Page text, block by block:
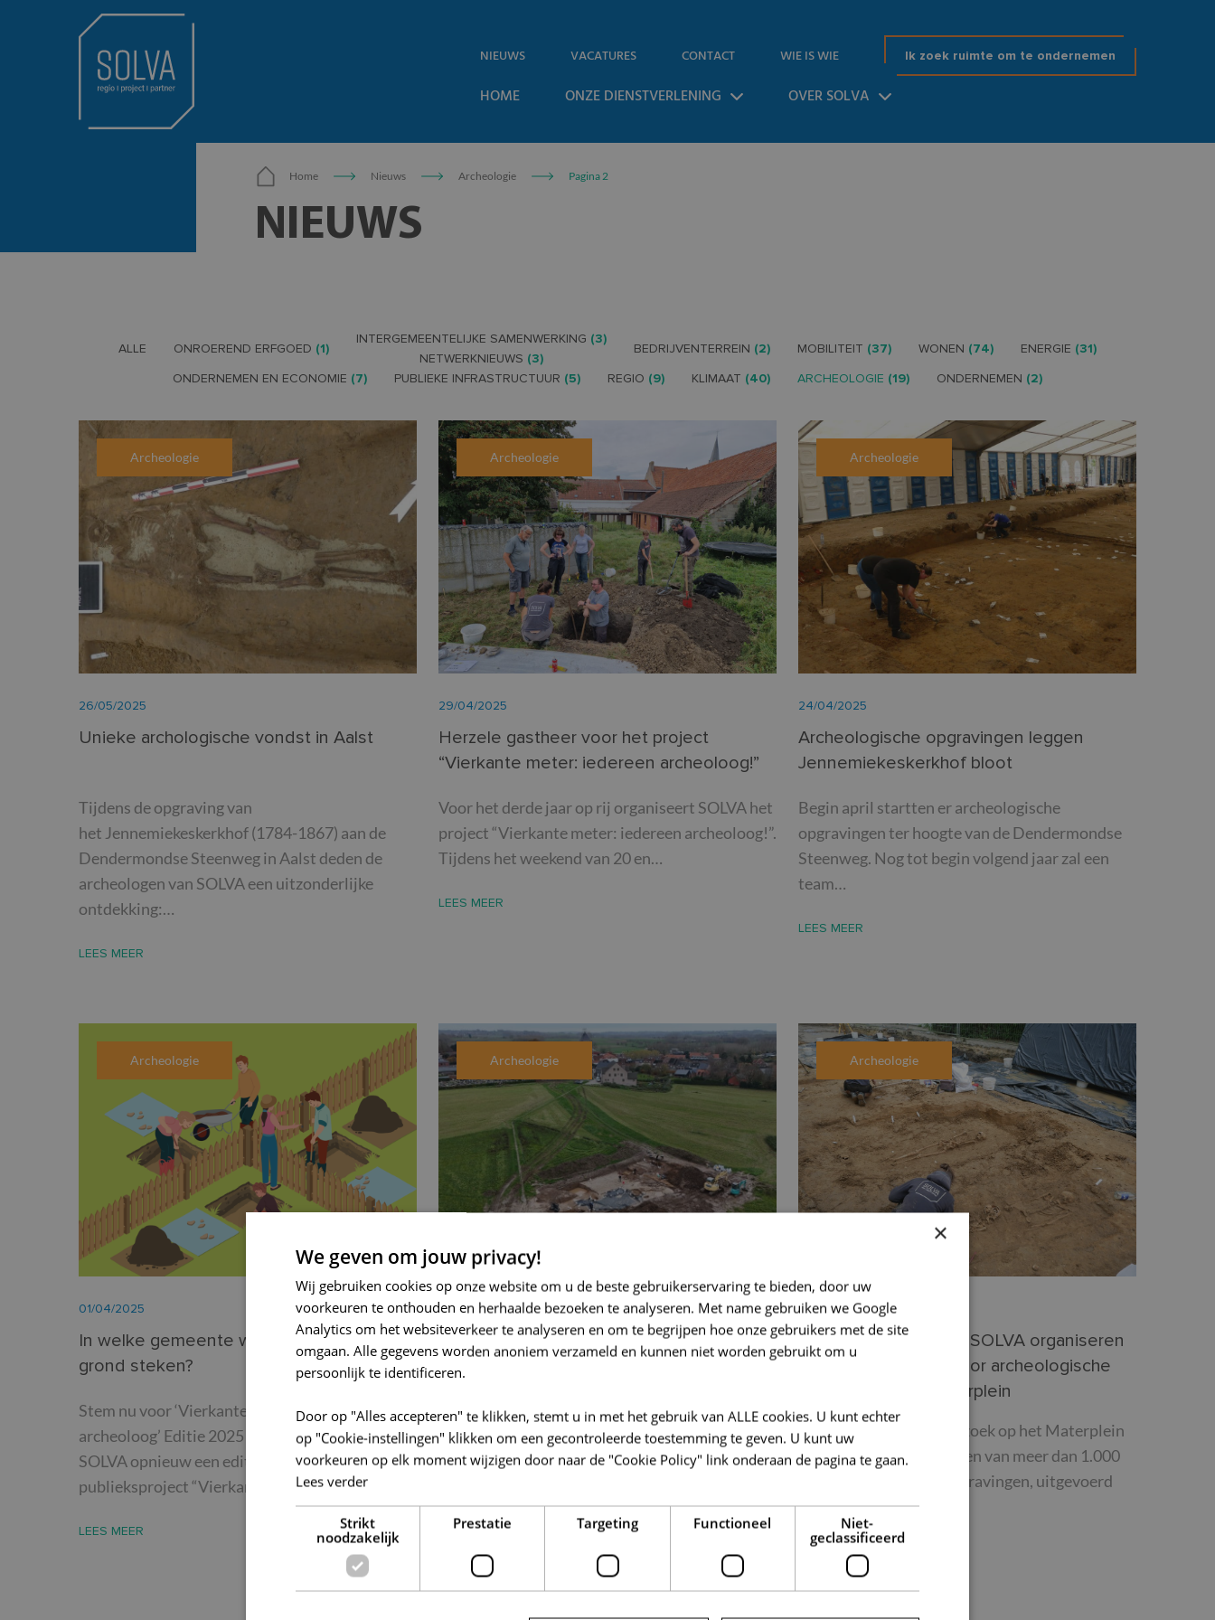
NIEUWS VACATURES CONTACT WIE IS WIE Ik zoek ruimte om te ondernemen
HOME ONZE DIENSTVERLENING OVER SOLVA
Home Nieuws Archeologie Pagina 2
NIEUWS
ALLE ONROEREND ERFGOED (1)
INTERGEMEENTELIJKE SAMENWERKING (3)
NETWERKNIEUWS (3)
BEDRIJVENTERREIN (2) MOBILITEIT (37) WONEN (74) ENERGIE (31)
ONDERNEMEN EN ECONOMIE (7) PUBLIEKE INFRASTRUCTUUR (5) REGIO (9) KLIMAAT (40) ARCHEOLOGIE (19) ONDERNEMEN (2)
Archeologie
26/05/2025
Unieke archologische vondst in Aalst
Tijdens de opgraving van
het Jennemiekeskerkhof (1784-1867) aan de
Dendermondse Steenweg in Aalst deden de
archeologen van SOLVA een uitzonderlijke
ontdekking:…
LEES MEER
Archeologie
29/04/2025
Herzele gastheer voor het project
“Vierkante meter: iedereen archeoloog!”
Voor het derde jaar op rij organiseert SOLVA het
project “Vierkante meter: iedereen archeoloog!”.
Tijdens het weekend van 20 en…
LEES MEER
Archeologie
24/04/2025
Archeologische opgravingen leggen
Jennemiekeskerkhof bloot
Begin april startten er archeologische
opgravingen ter hoogte van de Dendermondse
Steenweg. Nog tot begin volgend jaar zal een
team…
LEES MEER
Archeologie
01/04/2025
In welke gemeente wil jij jouw schop in de
grond steken?
Stem nu voor ‘Vierkante Meter: Iedereen
archeoloog’ Editie 2025 In 2025 organiseert
SOLVA opnieuw een editie van het
publieksproject “Vierkante…
LEES MEER
Archeologie
21/03/2025
Solva Dienst Archeologie aan het werk in
de Romeinse vicus van Velzeke!
Naar aanleiding van de geplande aanleg van een
bufferbekken met bijhorende rioleringswerken
tussen de Kerklandstraat en de Provinciebaan te
LEES MEER
Archeologie
03/02/2025
Stad Oudenaarde en SOLVA organiseren
geleide bezoeken door archeologische
opgravingen op Materplein
Bij archeologisch onderzoek op het Materplein
in Oudenaarde zijn sporen van meer dan 1.000
jaar blootgelegd. De opgravingen, uitgevoerd
door…
LEES MEER
×
We geven om jouw privacy!
Wij gebruiken cookies op onze website om u de beste gebruikerservaring te bieden, door uw
voorkeuren te onthouden en herhaalde bezoeken te analyseren. Met name gebruiken we Google
Analytics om het websiteverkeer te analyseren en om te begrijpen hoe onze gebruikers met de site
omgaan. Alle gegevens worden anoniem verzameld en kunnen niet worden gebruikt om u
persoonlijk te identificeren.
Door op "Alles accepteren" te klikken, stemt u in met het gebruik van ALLE cookies. U kunt echter
op "Cookie-instellingen" klikken om een gecontroleerde toestemming te geven. U kunt uw
voorkeuren op elk moment wijzigen door naar de "Cookie Policy" link onderaan de pagina te gaan.
Lees verder
Strikt
noodzakelijk
Prestatie Targeting Functioneel
Niet-
geclassificeerd